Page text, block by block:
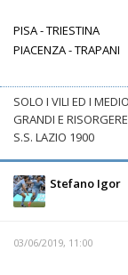
PISA - TRIESTINA
PIACENZA - TRAPANI
SOLO I VILI ED I
GRANDI E
S.S. LAZIO 1900
Stefano Igor
03/06/2019, 11:00